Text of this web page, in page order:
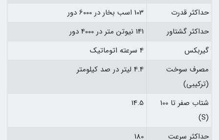
حداکثر قدرت
103 اسب بخار در 6000 دور
حداکثر گشتاور
141 نیوتن متر در 4000 دور
گیربکس
4 سرعته اتوماتیک
مصرف سوخت
(ترکیبی)
4.4 لیتر در صد کیلومتر
شتاب صفر تا 100
(S)
14.5
حداکثر سرعت
180